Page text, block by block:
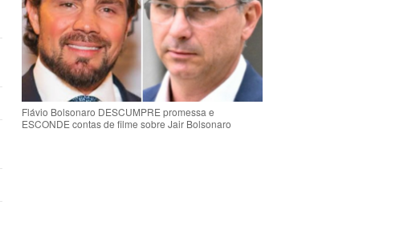
Flávio Bolsonaro DESCUMPRE promessa e
ESCONDE contas de filme sobre Jair Bolsonaro